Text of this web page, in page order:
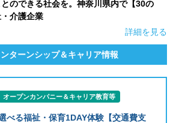
のできる社会を。神奈川県内で【30の
介護企業
詳細を見る
ターンシップ＆キャリア情報
オープンカンパニー＆キャリア教育等
べる福祉・保育1DAY体験【交通費支